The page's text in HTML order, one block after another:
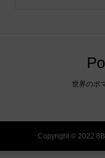
世界のポ
Copyright © 2022